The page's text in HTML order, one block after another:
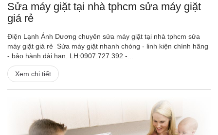
Sửa máy giặt tại nhà tphcm sửa máy giặt
giá rẻ
Điện Lạnh Ánh Dương chuyên sửa máy giặt tại nhà tphcm sửa
máy giặt giá rẻ Sửa máy giặt nhanh chóng - linh kiện chính hãng
- bảo hành dài hạn. LH:0907.727.392 -...
Xem chi tiết